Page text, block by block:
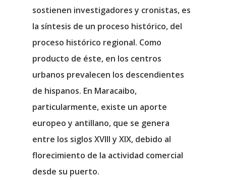
sostienen investigadores y cronistas, es
la síntesis de un proceso histórico, del
proceso histórico regional. Como
producto de éste, en los centros
urbanos prevalecen los descendientes
de hispanos. En Maracaibo,
particularmente, existe un aporte
europeo y antillano, que se genera
entre los siglos XVIII y XIX, debido al
florecimiento de la actividad comercial
desde su puerto.